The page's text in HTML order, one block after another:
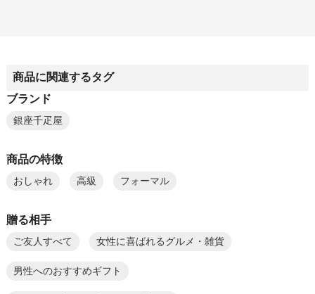
商品に関連するタグ
ブランド
銀座千疋屋
商品の特徴
おしゃれ 高級 フォーマル
贈る相手
ご友人すべて 女性に喜ばれるグルメ・雑貨
男性へのおすすめギフト